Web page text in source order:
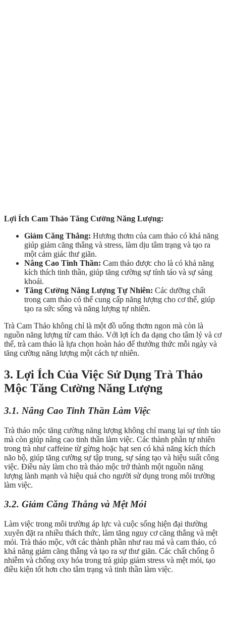
Lợi Ích Cam Thảo Tăng Cường Năng Lượng:
Giảm Căng Thẳng: Hương thơm của cam thảo có khả năng
giúp giảm căng thẳng và stress, làm dịu tâm trạng và tạo ra
một cảm giác thư giãn.
Nâng Cao Tinh Thần: Cam thảo được cho là có khả năng
kích thích tinh thần, giúp tăng cường sự tỉnh táo và sự sảng
khoái.
Tăng Cường Năng Lượng Tự Nhiên: Các dưỡng chất
trong cam thảo có thể cung cấp năng lượng cho cơ thể, giúp
tạo ra sức sống và năng lượng tự nhiên.
Trà Cam Thảo không chỉ là một đồ uống thơm ngon mà còn là
nguồn năng lượng từ cam thảo. Với lợi ích đa dạng cho tâm lý và cơ
thể, trà cam thảo là lựa chọn hoàn hảo để thưởng thức mỗi ngày và
tăng cường năng lượng một cách tự nhiên.
3. Lợi Ích Của Việc Sử Dụng Trà Thảo
Mộc Tăng Cường Năng Lượng
3.1. Nâng Cao Tinh Thần Làm Việc
Trà thảo mộc tăng cường năng lượng không chỉ mang lại sự tỉnh táo
mà còn giúp nâng cao tinh thần làm việc. Các thành phần tự nhiên
trong trà như caffeine từ gừng hoặc hạt sen có khả năng kích thích
não bộ, giúp tăng cường sự tập trung, sự sáng tạo và hiệu suất công
việc. Điều này làm cho trà thảo mộc trở thành một nguồn năng
lượng lành mạnh và hiệu quả cho người sử dụng trong môi trường
làm việc.
3.2. Giảm Căng Thẳng và Mệt Mỏi
Làm việc trong môi trường áp lực và cuộc sống hiện đại thường
xuyên đặt ra nhiều thách thức, làm tăng nguy cơ căng thẳng và mệt
mỏi. Trà thảo mộc, với các thành phần như rau má và cam thảo, có
khả năng giảm căng thẳng và tạo ra sự thư giãn. Các chất chống ô
nhiễm và chống oxy hóa trong trà giúp giảm stress và mệt mỏi, tạo
điều kiện tốt hơn cho tâm trạng và tinh thần làm việc.